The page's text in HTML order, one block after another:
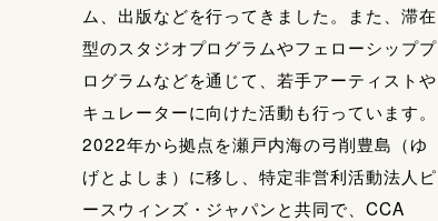
ム、出版などを行ってきました。また、滞在
型のスタジオプログラムやフェローシッププ
ログラムなどを通じて、若手アーティストや
キュレーターに向けた活動も行っています。
2022年から拠点を瀬戸内海の弓削豊島（ゆ
げとよしま）に移し、特定非営利活動法人ピ
ースウィンズ・ジャパンと共同で、CCA